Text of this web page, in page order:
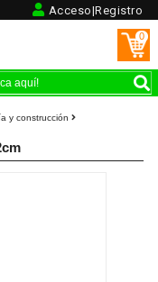
Acceso|Registro
0
y construcción